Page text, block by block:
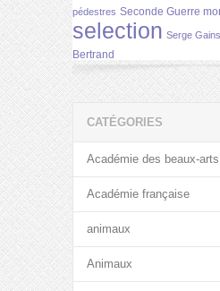
pédestres Seconde Guerre
selection Serge
Bertrand
CATÉGORIES
Académie des beaux-arts
Académie française
animaux
Animaux